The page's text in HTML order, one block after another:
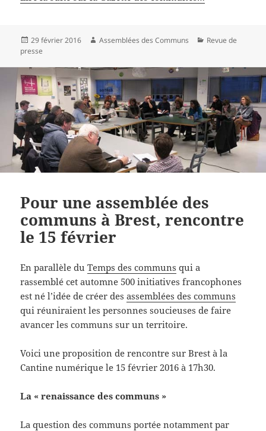
Publié
le
29 février 2016 Auteur
Assemblées des Communs Catégories
Revue de
presse
Pour une assemblée des
communs à Brest, rencontre
le 15 février
En parallèle duTemps des communs qui a
rassemblé cet automne 500 initiatives francophones
est né l’idée de créer desassemblées des communs
qui réuniraient les personnes soucieuses de faire
avancer les communs sur un territoire.
Voici une proposition de rencontre sur Brest à la
Cantine numérique le 15 février 2016 à 17h30.
La « renaissance des communs »
La question des communs portée notamment par